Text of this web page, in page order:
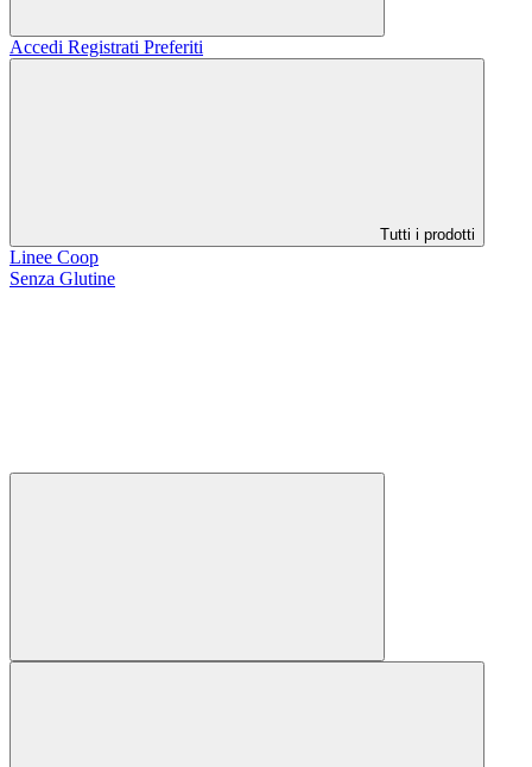
Accedi Registrati Preferiti
Tutti i prodotti
Linee Coop
Senza Glutine